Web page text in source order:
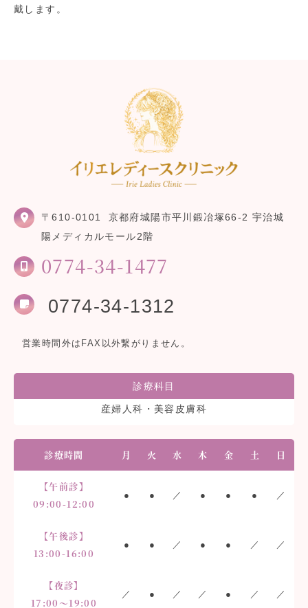
戴します。
〒610-0101
京都府城陽市平川鍛冶塚66-2 宇治城
陽メディカルモール2階
0774-34-1477
0774-34-1312
営業時間外はFAX以外繋がりません。
診療科目
産婦人科・美容皮膚科
診療時間 月 火 水 木 金 土 日
【午前診】
09:00-12:00
● ● ／ ● ● ● ／
【午後診】
13:00-16:00
● ● ／ ● ● ／ ／
【夜診】
17:00〜19:00
／ ● ／ ／ ● ／ ／